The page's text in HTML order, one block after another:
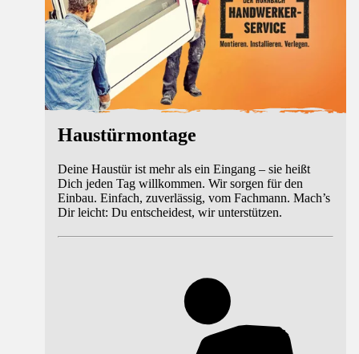
Haustürmontage
Deine Haustür ist mehr als ein Eingang – sie heißt
Dich jeden Tag willkommen. Wir sorgen für den
Einbau. Einfach, zuverlässig, vom Fachmann. Mach’s
Dir leicht: Du entscheidest, wir unterstützen.